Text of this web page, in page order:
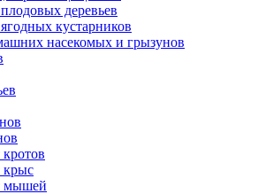
деревьев
кустарников
насекомых и грызунов
крыс
мышей